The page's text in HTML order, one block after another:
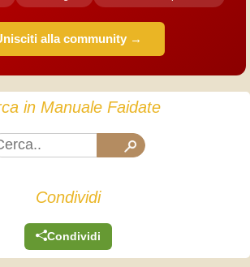
alla community →
in Manuale Faidate
Condividi
Condividi